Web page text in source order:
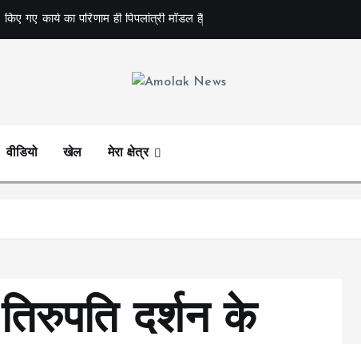
गए कार्य का परिणाम ही पिपलांत्री मॉडल है
वीडियो खेल मेरा क्षेत्र
तिरुपति दर्शन के